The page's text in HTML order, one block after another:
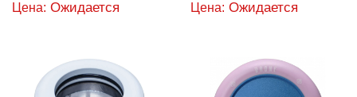
Цена: Ожидается Цена: Ожидается